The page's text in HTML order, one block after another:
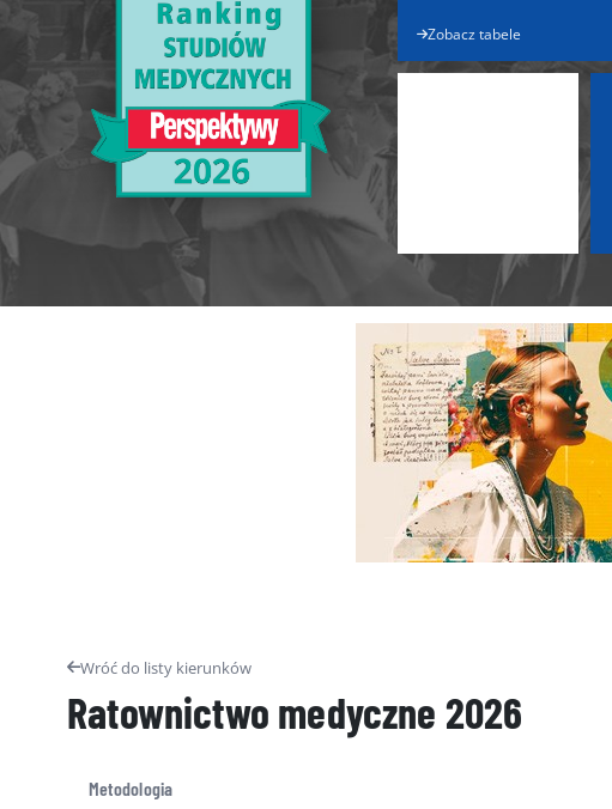
Ranking Szkół Wyższych 2025
Uczelnie akademickie
Niepubliczne magisterskie
Publiczne Zawodowe
Zobacz tabele
Wróć do listy kierunków
Ratownictwo medyczne 2026
Metodologia